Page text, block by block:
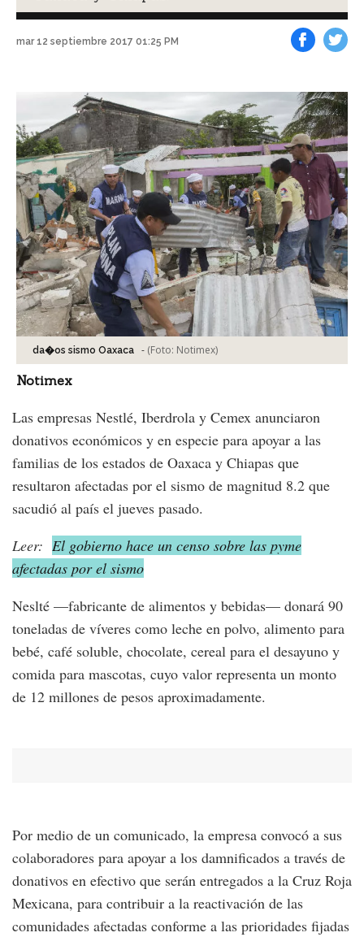
mar 12 septiembre 2017 01:25 PM
da�os sismo Oaxaca - (Foto: Notimex)
Notimex
Las empresas Nestlé, Iberdrola y Cemex anunciaron
donativos económicos y en especie para apoyar a las
familias de los estados de Oaxaca y Chiapas que
resultaron afectadas por el sismo de magnitud 8.2 que
sacudió al país el jueves pasado.
Leer: El gobierno hace un censo sobre las pyme
afectadas por el sismo
Neslté —fabricante de alimentos y bebidas— donará 90
toneladas de víveres como leche en polvo, alimento para
bebé, café soluble, chocolate, cereal para el desayuno y
comida para mascotas, cuyo valor representa un monto
de 12 millones de pesos aproximadamente.
Por medio de un comunicado, la empresa convocó a sus
colaboradores para apoyar a los damnificados a través de
donativos en efectivo que serán entregados a la Cruz Roja
Mexicana, para contribuir a la reactivación de las
comunidades afectadas conforme a las prioridades fijadas